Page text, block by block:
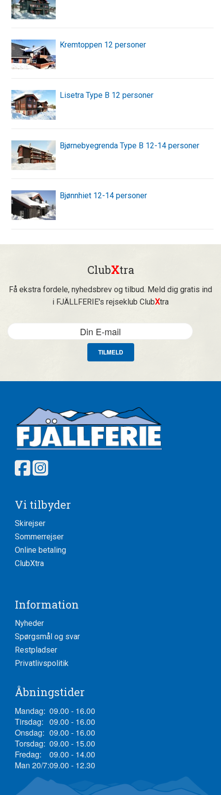
Kremtoppen 12 personer
Lisetra Type B 12 personer
Bjørnebyegrenda Type B 12-14 personer
Bjønnhiet 12-14 personer
ClubXtra
Få ekstra fordele, nyhedsbrev og tilbud. Meld dig gratis ind
i FJÄLLFERIE's rejseklub ClubXtra
TILMELD
Vi tilbyder
Skirejser
Sommerrejser
Online betaling
ClubXtra
Information
Nyheder
Spørgsmål og svar
Restpladser
Privatlivspolitik
Åbningstider
Mandag: 09.00 - 16.00
Tirsdag: 09.00 - 16.00
Onsdag: 09.00 - 16.00
Torsdag: 09.00 - 15.00
Fredag:
09.00 - 14.00
Man 20/7:09.00 - 12.30